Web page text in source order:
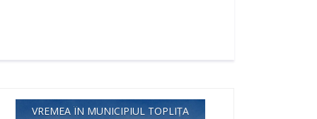
VREMEA ÎN MUNICIPIUL TOPLIȚA